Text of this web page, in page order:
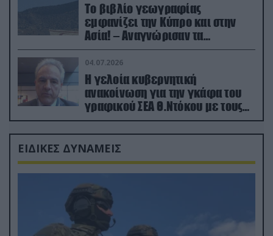
Το βιβλίο γεωγραφίας
εμφανίζει την Κύπρο και στην
Ασία! – Αναγνώρισαν τα
κατεχόμενα; (φωτο)
04.07.2026
Η γελοία κυβερνητική
ανακοίνωση για την γκάφα του
γραφικού ΣΕΑ Θ.Ντόκου με τους
Ρώσους φαρσέρ
ΕΙΔΙΚΕΣ ΔΥΝΑΜΕΙΣ